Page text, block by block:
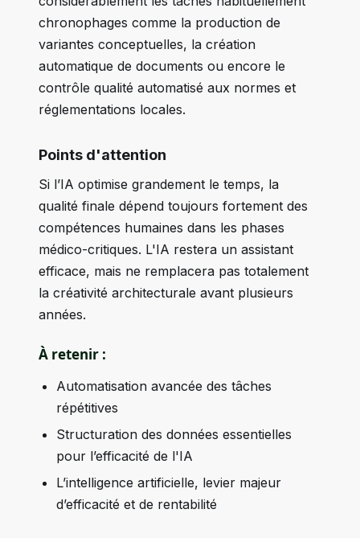
chronophages comme la production de
variantes conceptuelles, la création
automatique de documents ou encore le
contrôle qualité automatisé aux normes et
réglementations locales.
Points d'attention
Si l’IA optimise grandement le temps, la
qualité finale dépend toujours fortement des
compétences humaines dans les phases
médico-critiques. L'IA restera un assistant
efficace, mais ne remplacera pas totalement
la créativité architecturale avant plusieurs
années.
À retenir :
Automatisation avancée des tâches
répétitives
Structuration des données essentielles
pour l’efficacité de l'IA
L’intelligence artificielle, levier majeur
d’efficacité et de rentabilité